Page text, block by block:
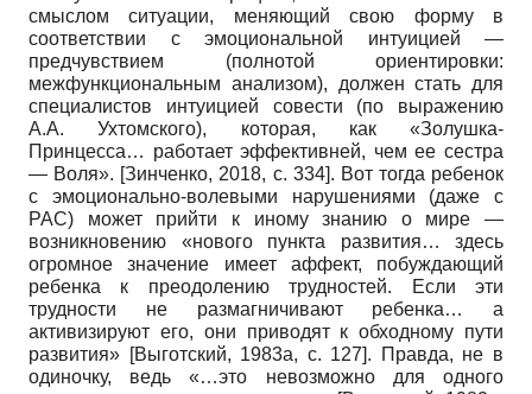
смыслом ситуации, меняющий свою форму в
соответствии с эмоциональной интуицией —
предчувствием (полнотой ориентировки:
межфункциональным анализом), должен стать для
специалистов интуицией совести (по выражению
А.А. Ухтомского), которая, как «Золушка-
Принцесса… работает эффективней, чем ее сестра
— Воля». [Зинченко, 2018, с. 334]. Вот тогда ребенок
с эмоционально-волевыми нарушениями (даже с
РАС) может прийти к иному знанию о мире —
возникновению «нового пункта развития… здесь
огромное значение имеет аффект, побуждающий
ребенка к преодолению трудностей. Если эти
трудности не размагничивают ребенка… а
активизируют его, они приводят к обходному пути
развития» [Выготский, 1983а, с. 127]. Правда, не в
одиночку, ведь «…это невозможно для одного